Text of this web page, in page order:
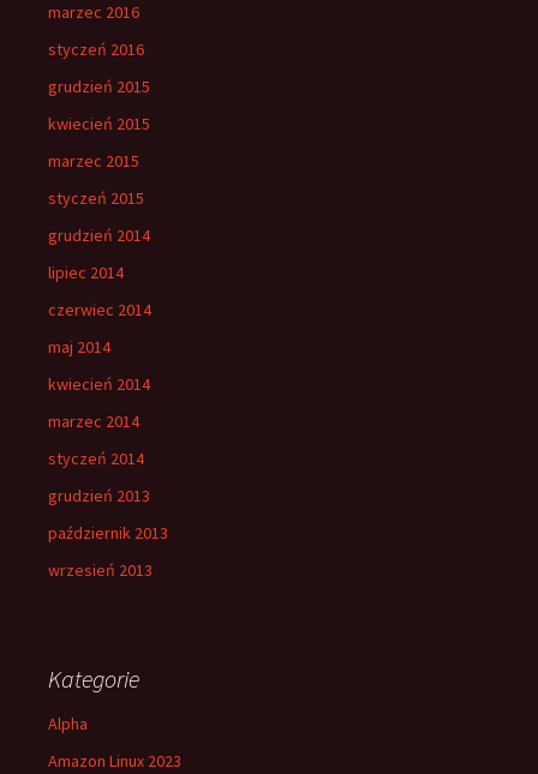
marzec 2016
styczeń 2016
grudzień 2015
kwiecień 2015
marzec 2015
styczeń 2015
grudzień 2014
lipiec 2014
czerwiec 2014
maj 2014
kwiecień 2014
marzec 2014
styczeń 2014
grudzień 2013
październik 2013
wrzesień 2013
Kategorie
Alpha
Amazon Linux 2023